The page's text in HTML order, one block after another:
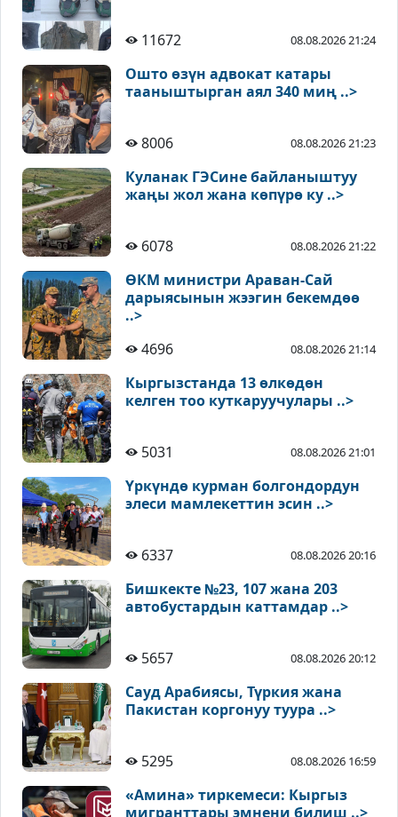
11672 08.08.2026 21:24
Ошто өзүн адвокат катары
тааныштырган аял 340 миң ..>
8006 08.08.2026 21:23
Куланак ГЭСине байланыштуу
жаңы жол жана көпүрө ку ..>
6078 08.08.2026 21:22
ӨКМ министри Араван-Сай
дарыясынын жээгин бекемдөө
..>
4696
08.08.2026 21:14
Кыргызстанда 13 өлкөдөн
келген тоо куткаруучулары ..>
5031 08.08.2026 21:01
Үркүндө курман болгондордун
элеси мамлекеттин эсин ..>
6337 08.08.2026 20:16
Бишкекте №23, 107 жана 203
автобустардын каттамдар ..>
5657 08.08.2026 20:12
Сауд Арабиясы, Түркия жана
Пакистан коргонуу туура ..>
5295 08.08.2026 16:59
«Амина» тиркемеси: Кыргыз
мигранттары эмнени билиш ..>